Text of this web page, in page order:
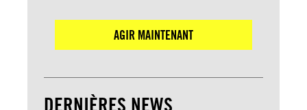
AGIR MAINTENANT
DERNIÈRES NEWS